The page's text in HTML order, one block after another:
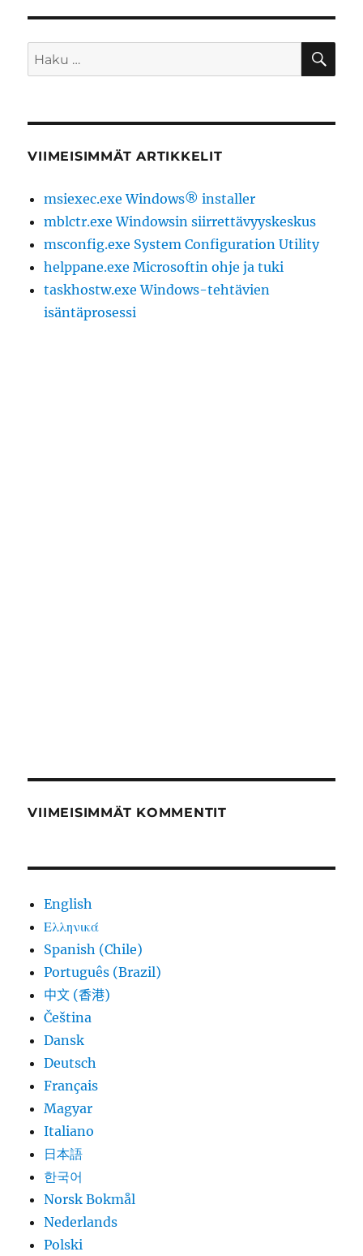
Etsi:
VIIMEISIMMÄT ARTIKKELIT
msiexec.exe Windows® installer
mblctr.exe Windowsin siirrettävyyskeskus
msconfig.exe System Configuration Utility
helppane.exe Microsoftin ohje ja tuki
taskhostw.exe Windows-tehtävien
isäntäprosessi
VIIMEISIMMÄT KOMMENTIT
English
Ελληνικά
Spanish (Chile)
Português (Brazil)
中文 (香港)
Čeština
Dansk
Deutsch
Français
Magyar
Italiano
日本語
한국어
Norsk Bokmål
Nederlands
Polski